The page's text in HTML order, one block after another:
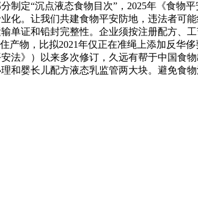
制定“沉点液态食物目次”，2025年《食物
化。让我们共建食物平安防地，违法者可
单证和铅封完整性。企业须按注册配方、
物，比拟2021年仅正在准绳上添加反华
法》）以来多次修订，久远有帮于中国食
和婴长儿配方液态乳监管两大块。避免食物